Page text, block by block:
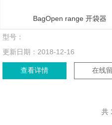
BagOpen range 开袋器
型号：
更新日期： 2018-12-16
查看详情 在线
共